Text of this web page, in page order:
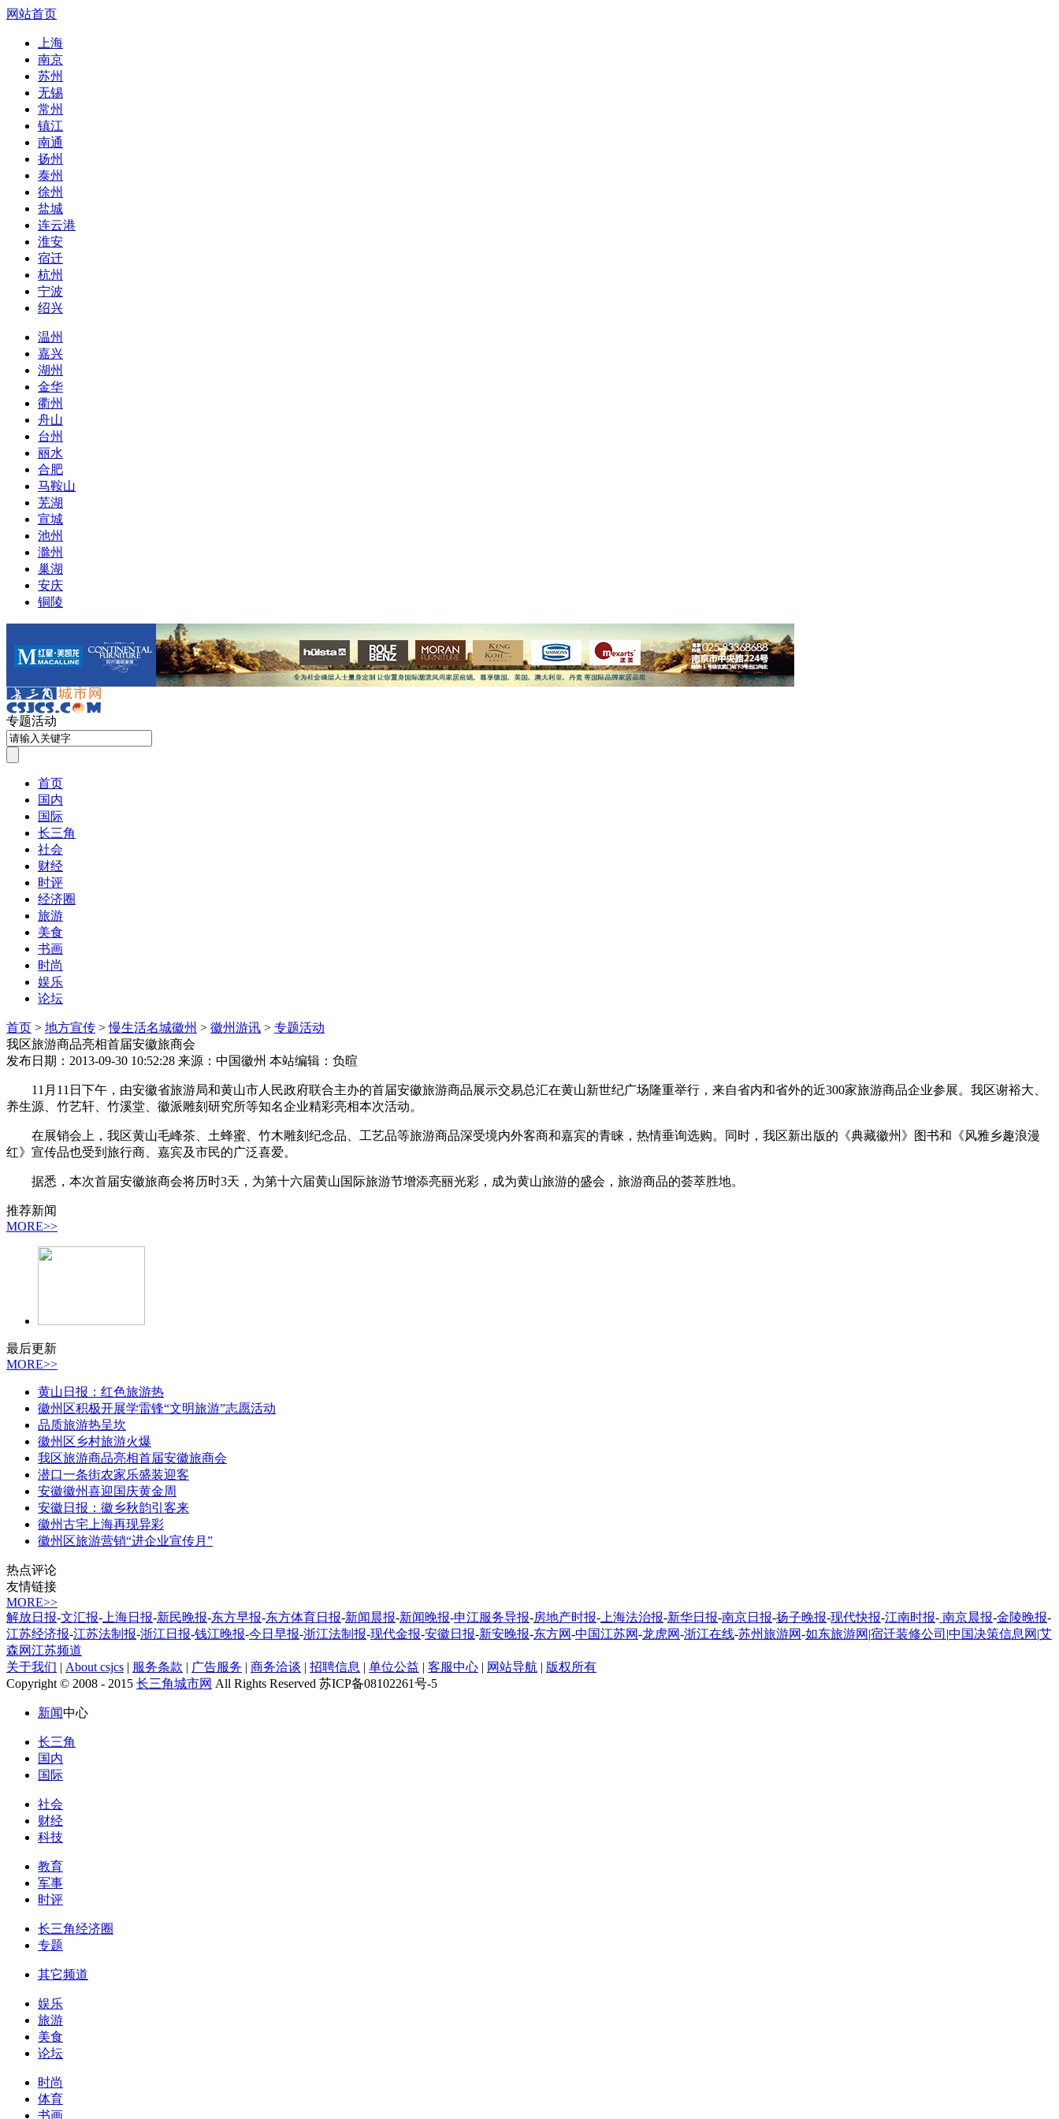
网站首页
上海
南京
苏州
无锡
常州
镇江
南通
扬州
泰州
徐州
盐城
连云港
淮安
宿迁
杭州
宁波
绍兴
温州
嘉兴
湖州
金华
衢州
舟山
台州
丽水
合肥
马鞍山
芜湖
宣城
池州
滁州
巢湖
安庆
铜陵
专题活动
首页
国内
国际
长三角
社会
财经
时评
经济圈
旅游
美食
书画
时尚
娱乐
论坛
首页 > 地方宣传 >慢生活名城徽州 > 徽州游讯 > 专题活动
我区旅游商品亮相首届安徽旅商会
发布日期：2013-09-30 10:52:28 来源：中国徽州 本站编辑：负暄
11月11日下午，由安徽省旅游局和黄山市人民政府联合主办的首届安徽旅游商品展示交易总汇在黄山新世纪广场隆重举行，来自省内和省外的近300家旅游商品企业参展。我区谢裕大、
养生源、竹艺轩、竹溪堂、徽派雕刻研究所等知名企业精彩亮相本次活动。
在展销会上，我区黄山毛峰茶、土蜂蜜、竹木雕刻纪念品、工艺品等旅游商品深受境内外客商和嘉宾的青睐，热情垂询选购。同时，我区新出版的《典藏徽州》图书和《风雅乡趣浪漫
红》宣传品也受到旅行商、嘉宾及市民的广泛喜爱。
据悉，本次首届安徽旅商会将历时3天，为第十六届黄山国际旅游节增添亮丽光彩，成为黄山旅游的盛会，旅游商品的荟萃胜地。
推荐新闻
MORE>>
最后更新
MORE>>
黄山日报：红色旅游热
徽州区积极开展学雷锋“文明旅游”志愿活动
品质旅游热呈坎
徽州区乡村旅游火爆
我区旅游商品亮相首届安徽旅商会
潜口一条街农家乐盛装迎客
安徽徽州喜迎国庆黄金周
安徽日报：徽乡秋韵引客来
徽州古宅上海再现异彩
徽州区旅游营销“进企业宣传月”
热点评论
友情链接
MORE>>
解放日报-文汇报- 上海日报-新民晚报-东方早报-东方体育日报-新闻晨报-新闻晚报-申江服务导报-房地产时报- 上海法治报-新华日报-南京日报-扬子晚报-现代快报-江南时报- 南京晨报-金陵晚报-
江苏经济报-江苏法制报-浙江日报-钱江晚报-今日早报-浙江法制报-现代金报-安徽日报-新安晚报-东方网-中国江苏网-龙虎网-浙江在线-苏州旅游网-如东旅游网 |宿迁装修公司 |中国决策信息网 |艾
森网江苏频道
关于我们 | About csjcs | 服务条款 | 广告服务 | 商务洽谈 | 招聘信息 | 单位公益 | 客服中心 | 网站导航 | 版权所有
Copyright © 2008 - 2015 长三角城市网 All Rights Reserved 苏ICP备08102261号-5
新闻中心
长三角
国内
国际
社会
财经
科技
教育
军事
时评
长三角经济圈
专题
其它频道
娱乐
旅游
美食
论坛
时尚
体育
书画